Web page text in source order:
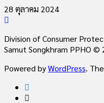
28 ตุลาคม 2024
Division of Consumer
Samut Songkhram PPHO
Powered byWordPress.